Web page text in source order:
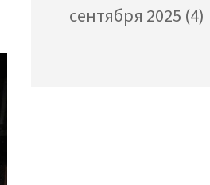
сентября 2025 (4)